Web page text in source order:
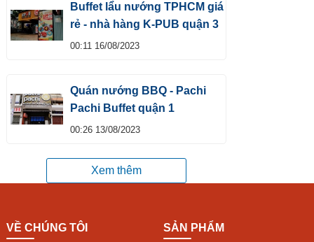
Buffet lẩu nướng TPHCM giá
rẻ - nhà hàng K-PUB quận 3
00:11 16/08/2023
Quán nướng BBQ - Pachi
Pachi Buffet quận 1
00:26 13/08/2023
Xem thêm
VỀ CHÚNG TÔI SẢN PHẨM